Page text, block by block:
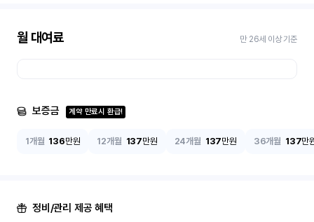
월 대여료 만 26세 이상 기준
보증금 계약 만료시 환급!
1개월 136만원 12개월 137만원 24개월 137만원 36개월 137만
정비/관리 제공 혜택